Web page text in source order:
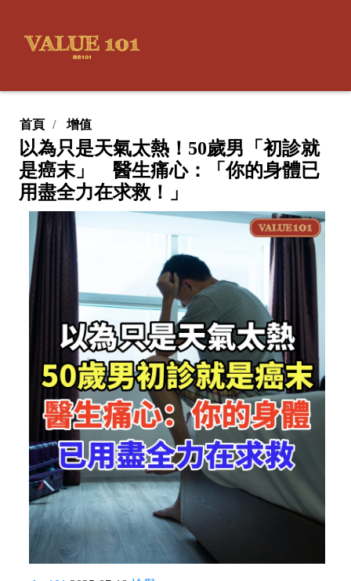
首頁 增值
以為只是天氣太熱！50歲男「初診就
是癌末」 醫生痛心：「你的身體已
用盡全力在求救！」